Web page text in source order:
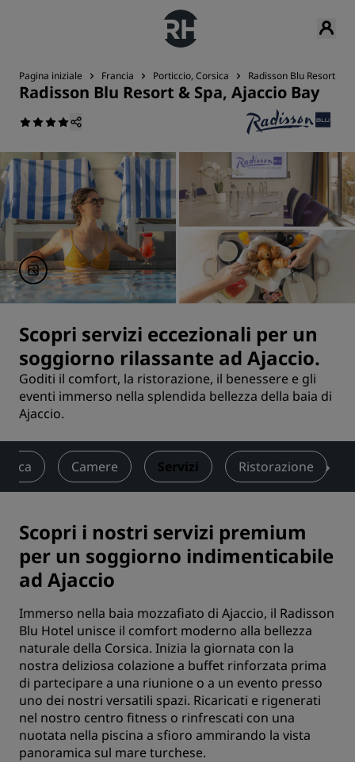
Pagina iniziale Francia Porticcio, Corsica Radisson Blu Resort &
Radisson Blu Resort & Spa, Ajaccio Bay
Scopri servizi eccezionali per un
soggiorno rilassante ad Ajaccio.
Goditi il comfort, la ristorazione, il benessere e gli
eventi immerso nella splendida bellezza della baia di
Ajaccio.
Camere Servizi Ristorazione
Scopri i nostri servizi premium
per un soggiorno indimenticabile
ad Ajaccio
Immerso nella baia mozzafiato di Ajaccio, il Radisson
Blu Hotel unisce il comfort moderno alla bellezza
naturale della Corsica. Inizia la giornata con la
nostra deliziosa colazione a buffet rinforzata prima
di partecipare a una riunione o a un evento presso
uno dei nostri versatili spazi. Ricaricati e rigenerati
nel nostro centro fitness o rinfrescati con una
nuotata nella piscina a sfioro ammirando la vista
panoramica sul mare turchese.